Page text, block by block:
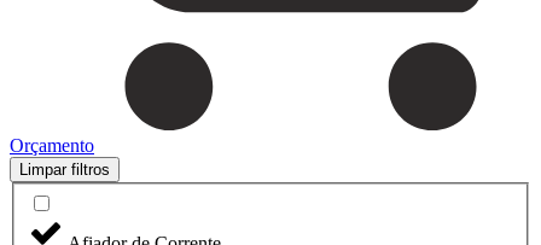
Orçamento
Limpar filtros